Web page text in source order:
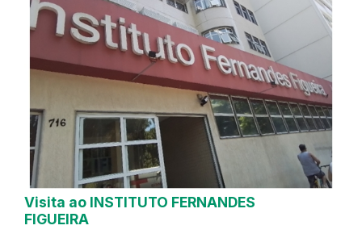
Visita ao INSTITUTO FERNANDES
FIGUEIRA